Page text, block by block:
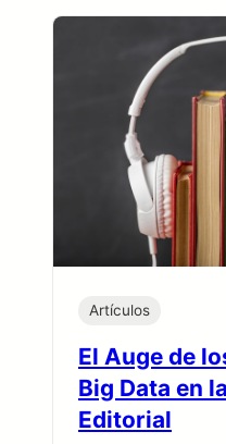
Artículos
El Auge de
Big Data en
Editorial